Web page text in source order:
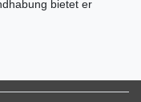
bietet er